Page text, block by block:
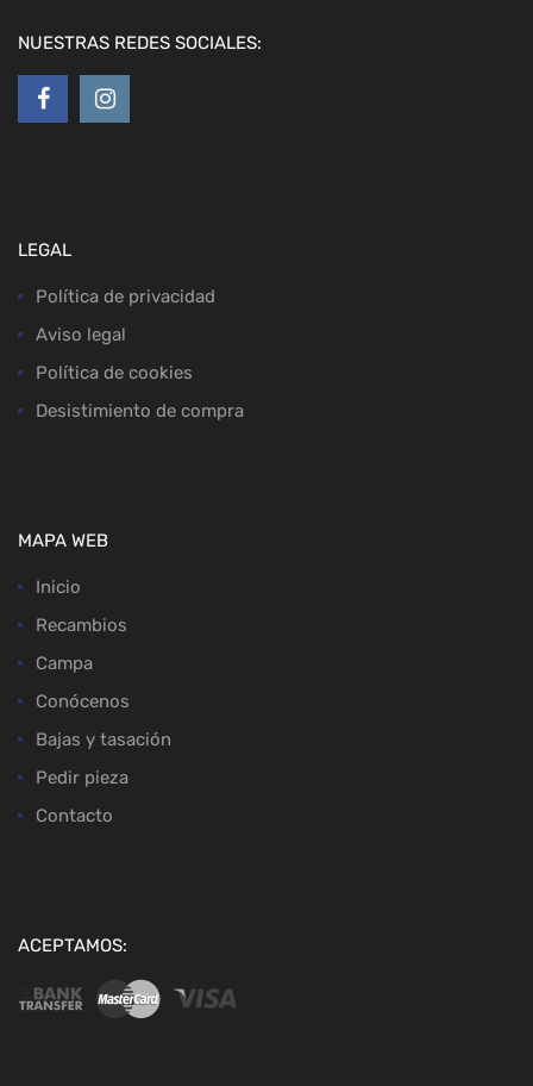
NUESTRAS REDES SOCIALES:
LEGAL
Política de privacidad
Aviso legal
Política de cookies
Desistimiento de compra
MAPA WEB
Inicio
Recambios
Campa
Conócenos
Bajas y tasación
Pedir pieza
Contacto
ACEPTAMOS: